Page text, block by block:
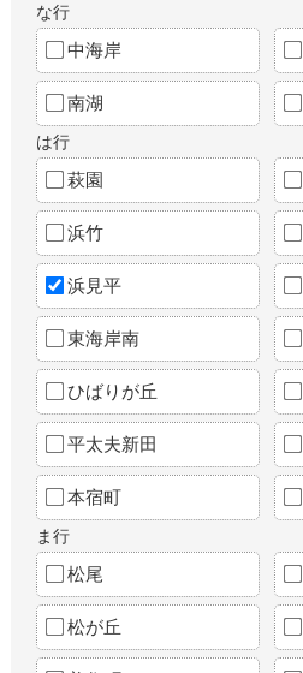
な行
中海岸
南湖
は行
萩園
浜竹
浜見平
東海岸南
ひばりが丘
平太夫新田
本宿町
ま行
松尾
松が丘